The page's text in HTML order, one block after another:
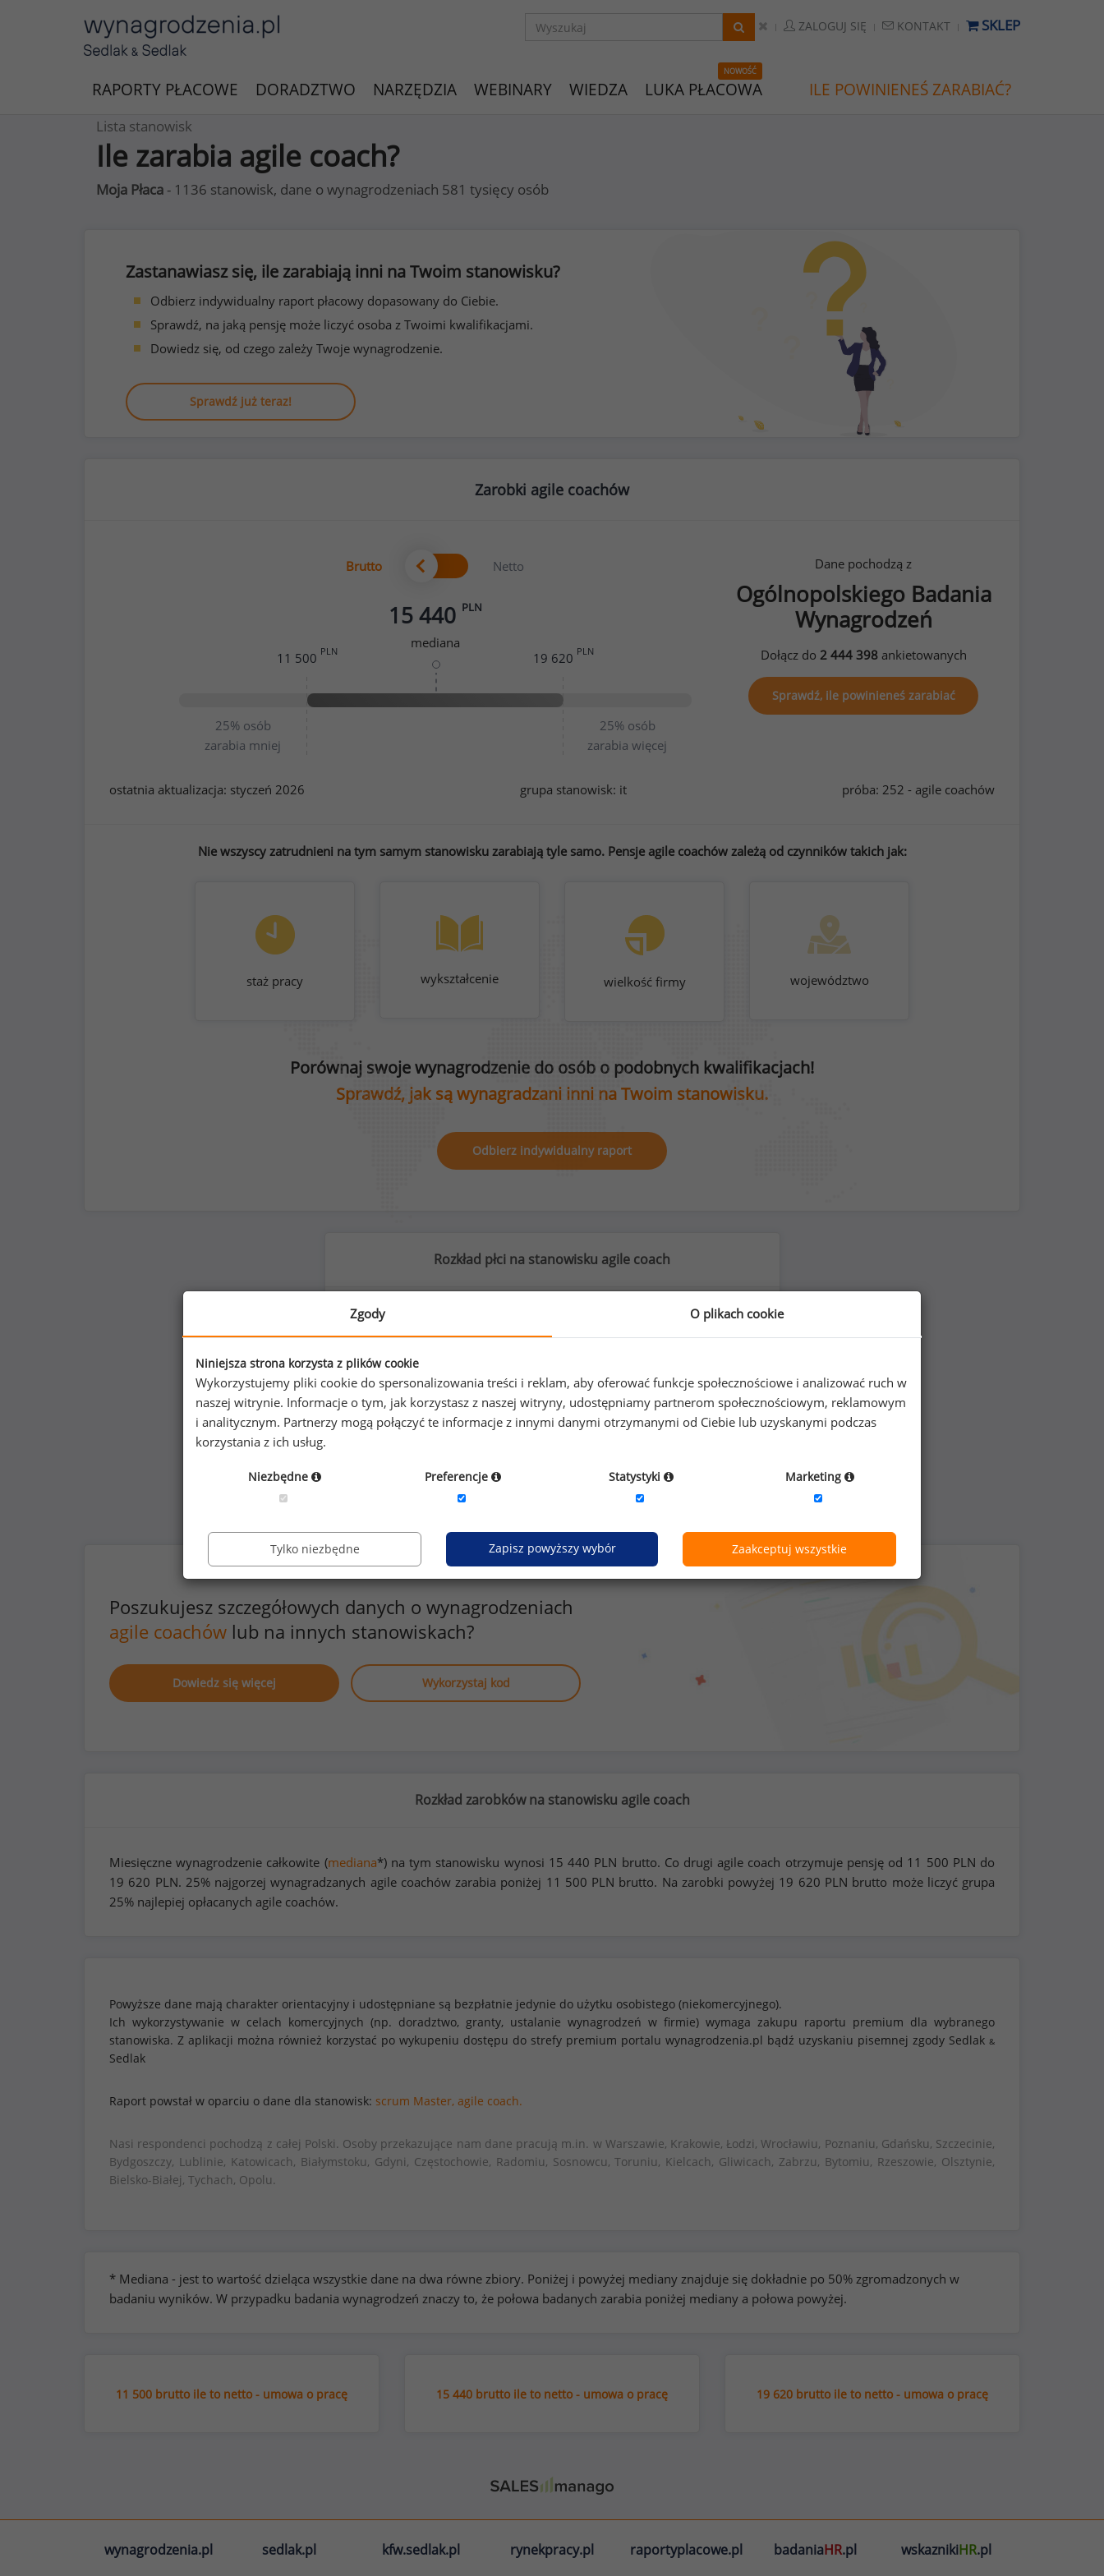
ZALOGUJ SIĘ KONTAKT SKLEP
RAPORTY PŁACOWE DORADZTWO NARZĘDZIA WEBINARY WIEDZA
NOWOŚĆ
LUKA PŁACOWA ILE POWINIENEŚ ZARABIAĆ?
Lista stanowisk
Ile zarabia agile coach?
Moja Płaca - 1136 stanowisk, dane o wynagrodzeniach 581 tysięcy osób
Zastanawiasz się, ile zarabiają inni na Twoim stanowisku?
Odbierz indywidualny raport płacowy dopasowany do Ciebie.
Sprawdź, na jaką pensję może liczyć osoba z Twoimi kwalifikacjami.
Dowiedz się, od czego zależy Twoje wynagrodzenie.
Sprawdź już teraz!
Zarobki agile coachów
Brutto Netto
15 440 PLN
mediana
25% osób
zarabia mniej
25% osób
zarabia więcej
11 500 PLN 19 620 PLN
Dane pochodzą z
Ogólnopolskiego Badania
Wynagrodzeń
Dołącz do 2 444 398ankietowanych
Sprawdź, ile powinieneś zarabiać
ostatnia aktualizacja: styczeń 2026 grupa stanowisk: it próba: 252 - agile coachów
Nie wszyscy zatrudnieni na tym samym stanowisku zarabiają tyle samo. Pensje agile coachów zależą od czynników takich jak:
staż pracy wykształcenie wielkość firmy województwo
Porównaj swoje wynagrodzenie do osób o podobnych kwalifikacjach!
Sprawdź, jak są wynagradzani inni na Twoim stanowisku.
Odbierz indywidualny raport
Rozkład płci na stanowisku agile coach
Poszukujesz szczegółowych danych o wynagrodzeniach
agile coachów lub na innych stanowiskach?
Dowiedz się więcej Wykorzystaj kod
Rozkład zarobków na stanowisku agile coach
Miesięczne wynagrodzenie całkowite (mediana*) na tym stanowisku wynosi 15 440 PLN brutto. Co drugi agile coach otrzymuje pensję od 11 500 PLN do
19 620 PLN. 25% najgorzej wynagradzanych agile coachów zarabia poniżej 11 500 PLN brutto. Na zarobki powyżej 19 620 PLN brutto może liczyć grupa
25% najlepiej opłacanych agile coachów.
Powyższe dane mają charakter orientacyjny i udostępniane są bezpłatnie jedynie do użytku osobistego (niekomercyjnego).
Ich wykorzystywanie w celach komercyjnych (np. doradztwo, granty, ustalanie wynagrodzeń w firmie) wymaga zakupu raportu premium dla wybranego
stanowiska. Z aplikacji można również korzystać po wykupeniu dostępu do strefy premium portalu wynagrodzenia.pl bądź uzyskaniu pisemnej zgody Sedlak &
Sedlak
Raport powstał w oparciu o dane dla stanowisk: scrum Master, agile coach.
Nasi respondenci pochodzą z całej Polski. Osoby przekazujące nam dane pracują m.in. w Warszawie, Krakowie, Łodzi, Wrocławiu, Poznaniu, Gdańsku, Szczecinie,
Bydgoszczy, Lublinie, Katowicach, Białymstoku, Gdyni, Częstochowie, Radomiu, Sosnowcu, Toruniu, Kielcach, Gliwicach, Zabrzu, Bytomiu, Rzeszowie, Olsztynie,
Bielsko-Białej, Tychach, Opolu.
* Mediana - jest to wartość dzieląca wszystkie dane na dwa równe zbiory. Poniżej i powyżej mediany znajduje się dokładnie po 50% zgromadzonych w
badaniu wyników. W przypadku badania wynagrodzeń znaczy to, że połowa badanych zarabia poniżej mediany a połowa powyżej.
11 500 brutto ile to netto - umowa o pracę 15 440 brutto ile to netto - umowa o pracę 19 620 brutto ile to netto - umowa o pracę
wynagrodzenia.pl sedlak.pl kfw.sedlak.pl rynekpracy.pl raportyplacowe.pl badaniaHR.pl wskaznikiHR.pl
Zgody O plikach cookie
Niniejsza strona korzysta z plików cookie
Wykorzystujemy pliki cookie do spersonalizowania treści i reklam, aby oferować funkcje społecznościowe i analizować ruch w
naszej witrynie. Informacje o tym, jak korzystasz z naszej witryny, udostępniamy partnerom społecznościowym, reklamowym
i analitycznym. Partnerzy mogą połączyć te informacje z innymi danymi otrzymanymi od Ciebie lub uzyskanymi podczas
korzystania z ich usług.
Niezbędne Preferencje Statystyki Marketing
Tylko niezbędne Zapisz powyższy wybór Zaakceptuj wszystkie